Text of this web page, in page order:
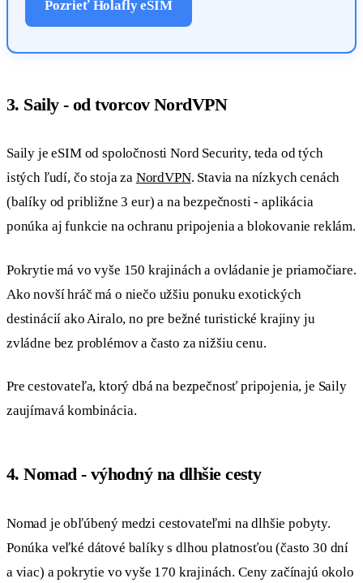
Pozrieť Holafly eSIM
3. Saily - od tvorcov NordVPN
Saily je eSIM od spoločnosti Nord Security, teda od tých
istých ľudí, čo stoja za NordVPN. Stavia na nízkych cenách
(balíky od približne 3 eur) a na bezpečnosti - aplikácia
ponúka aj funkcie na ochranu pripojenia a blokovanie reklám.
Pokrytie má vo vyše 150 krajinách a ovládanie je priamočiare.
Ako novší hráč má o niečo užšiu ponuku exotických
destinácií ako Airalo, no pre bežné turistické krajiny ju
zvládne bez problémov a často za nižšiu cenu.
Pre cestovateľa, ktorý dbá na bezpečnosť pripojenia, je Saily
zaujímavá kombinácia.
4. Nomad - výhodný na dlhšie cesty
Nomad je obľúbený medzi cestovateľmi na dlhšie pobyty.
Ponúka veľké dátové balíky s dlhou platnosťou (často 30 dní
a viac) a pokrytie vo vyše 170 krajinách. Ceny začínajú okolo